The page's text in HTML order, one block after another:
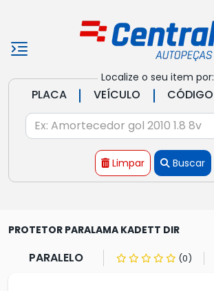
Localize o seu item por:
PLACA | VEÍCULO | CÓDIGO
Limpar Buscar
PROTETOR PARALAMA KADETT DIR
PARALELO (0)